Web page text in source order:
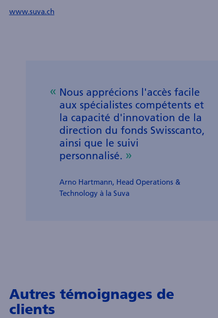
www.suva.ch
Nous apprécions l'accès facile
aux spécialistes compétents et
la capacité d'innovation de la
direction du fonds Swisscanto,
ainsi que le suivi
personnalisé.
Arno Hartmann, Head Operations &
Technology à la Suva
Autres témoignages de
clients